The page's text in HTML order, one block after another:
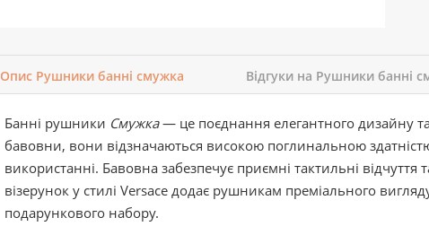
Опис Рушники банні смужка Відгуки на Рушники банні
Банні рушники Смужка— це поєднання елегантного дизайну та
бавовни, вони відзначаються високою поглинальною
використанні. Бавовна забезпечує приємні тактильні відчуття
візерунок у стилі Versace додає рушникам преміального
подарункового набору.